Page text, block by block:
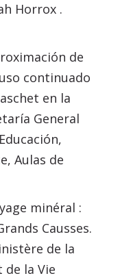
Horrox .
de
continuado
en la
General
Aulas de
minéral :
Causses.
de la
de la Vie